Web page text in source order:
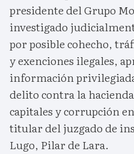
presidente del Grupo
investigado
por posible cohecho,
y exenciones ilegales,
información
delito contra la
capitales y corrupción
titular del juzgado de
Lugo, Pilar de Lara.